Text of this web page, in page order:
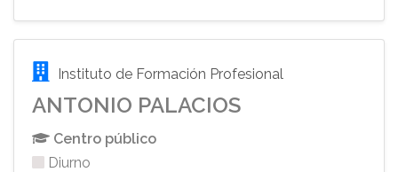
Instituto de Formación Profesional
ANTONIO PALACIOS
Centro público
Diurno